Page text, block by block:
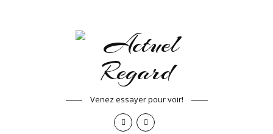
Venez essayer pour voir!